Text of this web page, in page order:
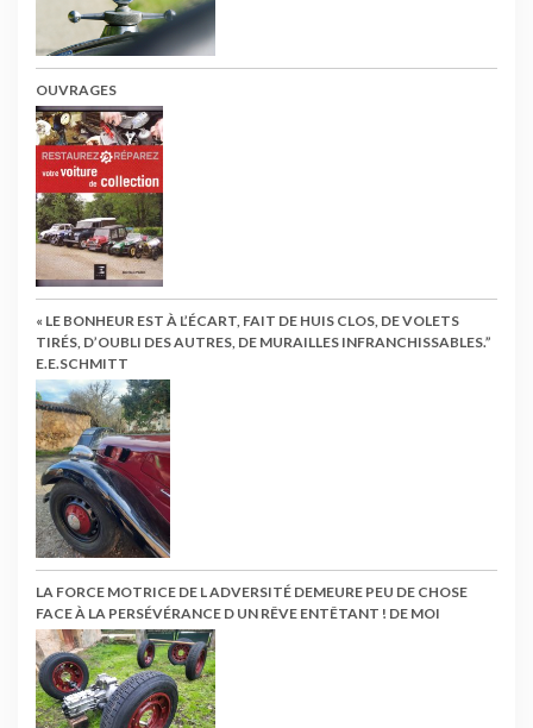
OUVRAGES
« LE BONHEUR EST À L’ÉCART, FAIT DE HUIS CLOS, DE VOLETS
TIRÉS, D’OUBLI DES AUTRES, DE MURAILLES INFRANCHISSABLES.”
E.E.SCHMITT
LA FORCE MOTRICE DE L ADVERSITÉ DEMEURE PEU DE CHOSE
FACE À LA PERSÉVÉRANCE D UN RÊVE ENTÊTANT ! DE MOI